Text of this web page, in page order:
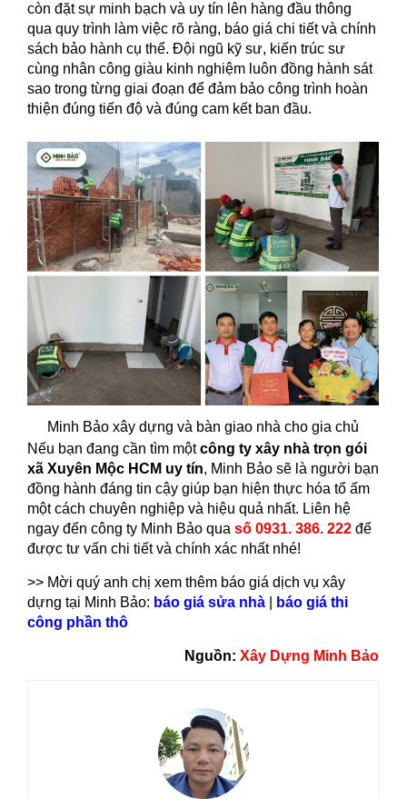
còn đặt sự minh bạch và uy tín lên hàng đầu thông
qua quy trình làm việc rõ ràng, báo giá chi tiết và chính
sách bảo hành cụ thể. Đội ngũ kỹ sư, kiến trúc sư
cùng nhân công giàu kinh nghiệm luôn đồng hành sát
sao trong từng giai đoạn để đảm bảo công trình hoàn
thiện đúng tiến độ và đúng cam kết ban đầu.
Minh Bảo xây dựng và bàn giao nhà cho gia chủ
Nếu bạn đang cần tìm mộtcông ty xây nhà trọn gói
xã Xuyên Mộc HCM uy tín, Minh Bảo sẽ là người bạn
đồng hành đáng tin cậy giúp bạn hiện thực hóa tổ ấm
một cách chuyên nghiệp và hiệu quả nhất. Liên hệ
ngay đến công ty Minh Bảo qua số 0931. 386. 222 để
được tư vấn chi tiết và chính xác nhất nhé!
>> Mời quý anh chị xem thêm báo giá dịch vụ xây
dựng tại Minh Bảo: báo giá sửa nhà
báo giá thi
công phần thô
Nguồn: Xây Dựng Minh Bảo